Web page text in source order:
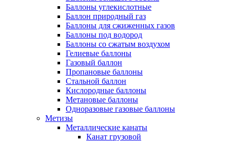
Баллоны углекислотные
Баллон природный газ
Баллоны для сжиженных газов
Баллоны под водород
Баллоны со сжатым воздухом
Гелиевые баллоны
Газовый баллон
Пропановые баллоны
Стальной баллон
Кислородные баллоны
Метановые баллоны
Одноразовые газовые баллоны
Метизы
Металлические канаты
Канат грузовой